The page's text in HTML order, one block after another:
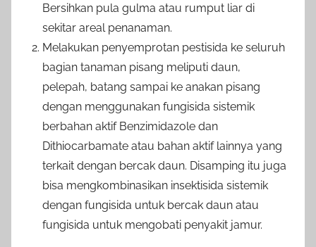
Bersihkan pula gulma atau rumput liar di
sekitar areal penanaman.
Melakukan penyemprotan pestisida ke seluruh
bagian tanaman pisang meliputi daun,
pelepah, batang sampai ke anakan pisang
dengan menggunakan fungisida sistemik
berbahan aktif Benzimidazole dan
Dithiocarbamate atau bahan aktif lainnya yang
terkait dengan bercak daun. Disamping itu juga
bisa mengkombinasikan insektisida sistemik
dengan fungisida untuk bercak daun atau
fungisida untuk mengobati penyakit jamur.